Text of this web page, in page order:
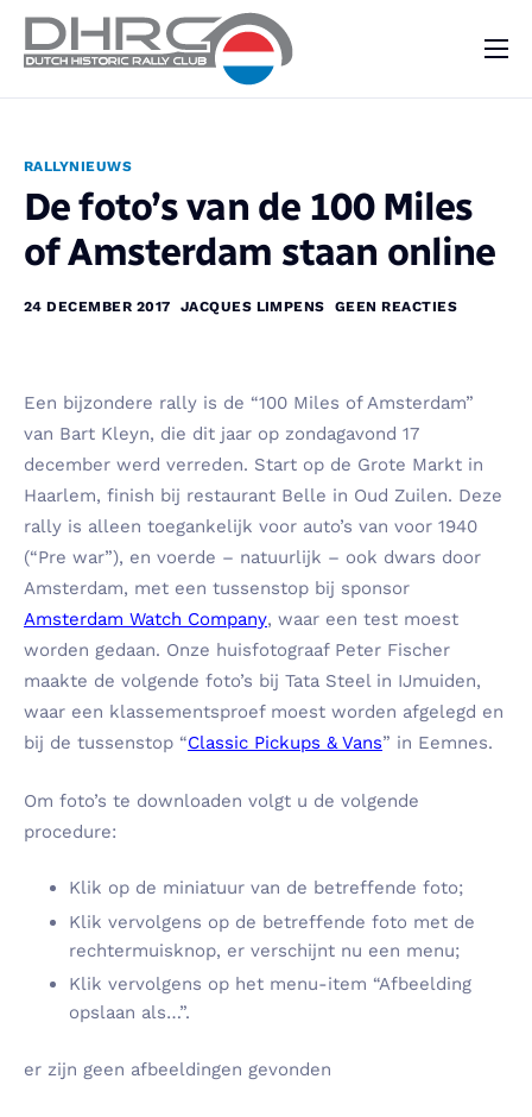
Vraag & Aanbod
Nieuws
RALLYNIEUWS
De foto’s van de 100 Miles
of Amsterdam staan online
24 DECEMBER 2017 JACQUES LIMPENS GEEN REACTIES
Een bijzondere rally is de “100 Miles of Amsterdam”
van Bart Kleyn, die dit jaar op zondagavond 17
december werd verreden. Start op de Grote Markt in
Haarlem, finish bij restaurant Belle in Oud Zuilen. Deze
rally is alleen toegankelijk voor auto’s van voor 1940
(“Pre war”), en voerde – natuurlijk – ook dwars door
Amsterdam, met een tussenstop bij sponsor
Amsterdam Watch Company, waar een test moest
worden gedaan. Onze huisfotograaf Peter Fischer
maakte de volgende foto’s bij Tata Steel in IJmuiden,
waar een klassementsproef moest worden afgelegd en
bij de tussenstop “Classic Pickups & Vans” in Eemnes.
Om foto’s te downloaden volgt u de volgende
procedure:
Klik op de miniatuur van de betreffende foto;
Klik vervolgens op de betreffende foto met de
rechtermuisknop, er verschijnt nu een menu;
Klik vervolgens op het menu-item “Afbeelding
opslaan als…”.
er zijn geen afbeeldingen gevonden